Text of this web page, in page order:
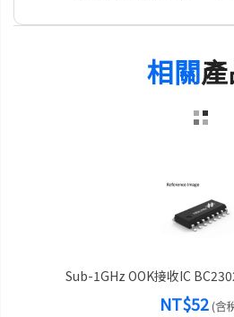
相關
Sub-1GHz OOK接收IC
NT$52(含